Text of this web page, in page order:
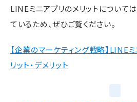
LINEミニアプリのメリットについて
ているため、ぜひご覧ください。
【企業のマーケティング戦略】LINE
リット・デメリット